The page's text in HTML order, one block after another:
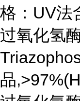
格：UV法
过氧化氢
品